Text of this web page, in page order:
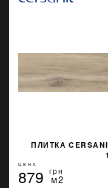
ПЛИТКА
ЦЕНА
879 грн
м2